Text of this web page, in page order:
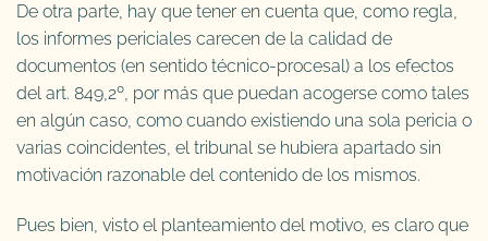
De otra parte, hay que tener en cuenta que, como regla,
los informes periciales carecen de la calidad de
documentos (en sentido técnico-procesal) a los efectos
del art. 849,2º, por más que puedan acogerse como tales
en algún caso, como cuando existiendo una sola pericia o
varias coincidentes, el tribunal se hubiera apartado sin
motivación razonable del contenido de los mismos.
Pues bien, visto el planteamiento del motivo, es claro que